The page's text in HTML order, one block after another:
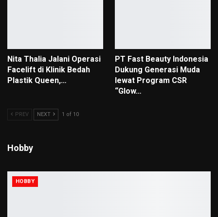
Nita Thalia Jalani Operasi
Facelift di Klinik Bedah
Plastik Queen,…
PT Fast Beauty Indonesia
Dukung Generasi Muda
lewat Program CSR
“Glow…
PREV NEXT 1 of 10
Hobby
HOBBY